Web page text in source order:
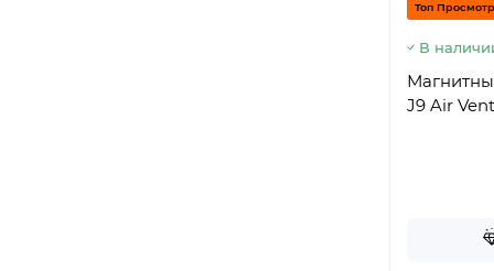
Топ
В
J9 Air